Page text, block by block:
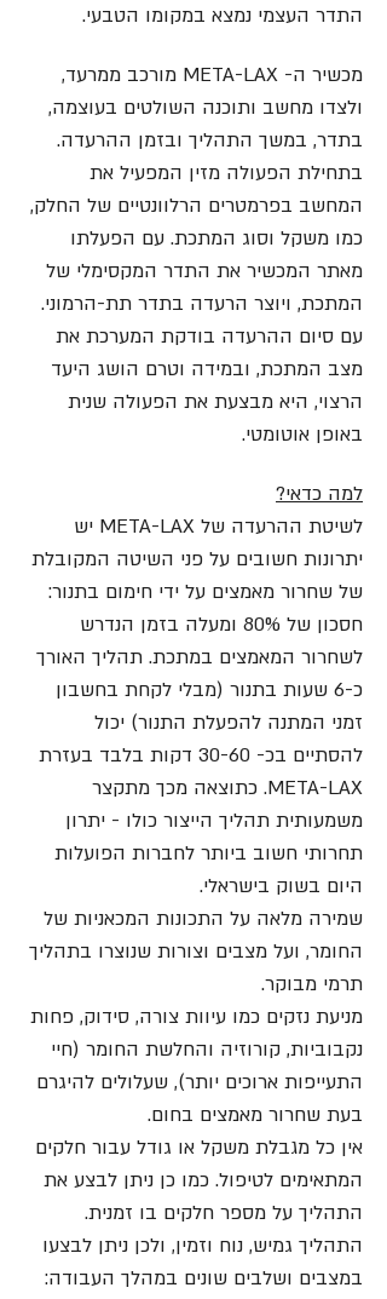
התדר העצמי נמצא במקומו הטבעי.
מכשיר ה- META-LAX מורכב ממרעד,
ולצדו מחשב ותוכנה השולטים בעוצמה,
בתדר, במשך התהליך ובזמן ההרעדה.
בתחילת הפעולה מזין המפעיל את
המחשב בפרמטרים הרלוונטיים של החלק,
כמו משקל וסוג המתכת. עם הפעלתו
מאתר המכשיר את התדר המקסימלי של
המתכת, ויוצר הרעדה בתדר תת-הרמוני.
עם סיום ההרעדה בודקת המערכת את
מצב המתכת, ובמידה וטרם הושג היעד
הרצוי, היא מבצעת את הפעולה שנית
באופן אוטומטי.
למה כדאי?
לשיטת ההרעדה של META-LAX יש
יתרונות חשובים על פני השיטה המקובלת
של שחרור מאמצים על ידי חימום בתנור:
חסכון של 80% ומעלה בזמן הנדרש
לשחרור המאמצים במתכת. תהליך האורך
כ-6 שעות בתנור (מבלי לקחת בחשבון
זמני המתנה להפעלת התנור) יכול
להסתיים בכ- 30-60 דקות בלבד בעזרת
META-LAX. כתוצאה מכך מתקצר
משמעותית תהליך הייצור כולו - יתרון
תחרותי חשוב ביותר לחברות הפועלות
היום בשוק בישראלי.
שמירה מלאה על התכונות המכאניות של
החומר, ועל מצבים וצורות שנוצרו בתהליך
תרמי מבוקר.
מניעת נזקים כמו עיוות צורה, סידוק, פחות
נקבוביות, קורוזיה והחלשת החומר (חיי
התעייפות ארוכים יותר), שעלולים להיגרם
בעת שחרור מאמצים בחום.
אין כל מגבלת משקל או גודל עבור חלקים
המתאימים לטיפול. כמו כן ניתן לבצע את
התהליך על מספר חלקים בו זמנית.
התהליך גמיש, נוח וזמין, ולכן ניתן לבצעו
במצבים ושלבים שונים במהלך העבודה: